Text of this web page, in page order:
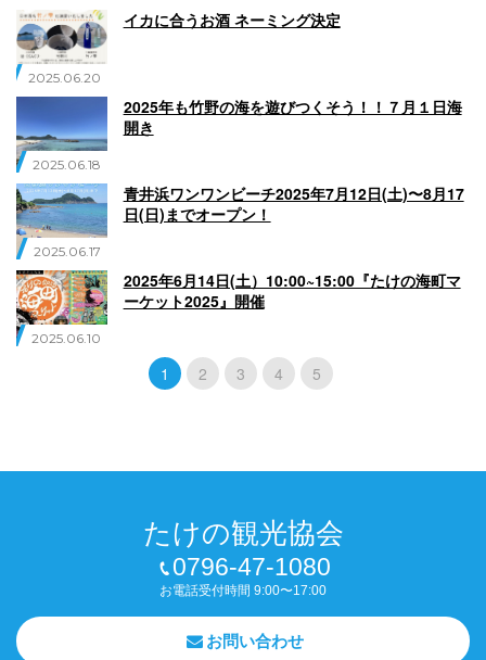
2025.06.20
イカに合うお酒 ネーミング決定
2025.06.18
2025年も竹野の海を遊びつくそう！！７月１日海
開き
2025.06.17
青井浜ワンワンビーチ2025年7月12日(土)〜8月17
日(日)までオープン！
2025.06.10
2025年6月14日(土）10:00~15:00『たけの海町マ
ーケット2025』開催
1 2 3 4 5
たけの観光協会
0796-47-1080
お電話受付時間 9:00〜17:00
お問い合わせ